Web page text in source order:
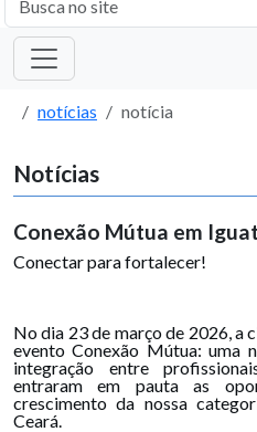
notícias notícia
Notícias
Conexão Mútua em
Conectar para fortalecer!
No dia 23 de março de 2026, a
evento Conexão Mútua: uma
integração entre
entraram em pauta as
crescimento da nossa
Ceará.